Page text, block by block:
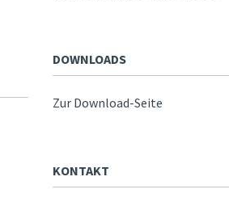
DOWNLOADS
Zur Download-Seite
KONTAKT